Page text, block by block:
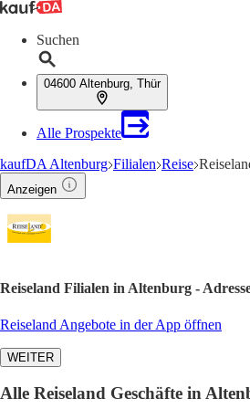
Suchen
04600 Altenburg, Thür
Alle Prospekte
kaufDA Altenburg Filialen Reise
Anzeigen
Reiseland Filialen in Altenburg -
Reiseland Angebote in der App öffnen
WEITER
Alle Reiseland Geschäfte in